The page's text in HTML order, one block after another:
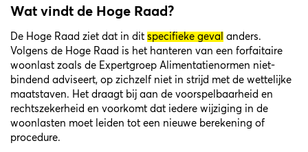
Wat vindt de Hoge Raad?
De Hoge Raad ziet dat in dit specifieke geval anders.
Volgens de Hoge Raad is het hanteren van een forfaitaire
woonlast zoals de Expertgroep Alimentatienormen niet-
bindend adviseert, op zichzelf niet in strijd met de wettelijke
maatstaven. Het draagt bij aan de voorspelbaarheid en
rechtszekerheid en voorkomt dat iedere wijziging in de
woonlasten moet leiden tot een nieuwe berekening of
procedure.